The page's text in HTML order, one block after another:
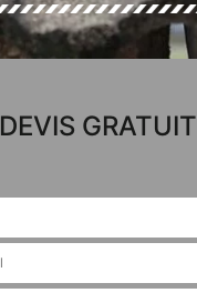
DEVIS GRATUIT